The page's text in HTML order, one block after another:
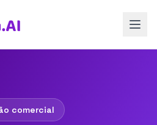
comercial